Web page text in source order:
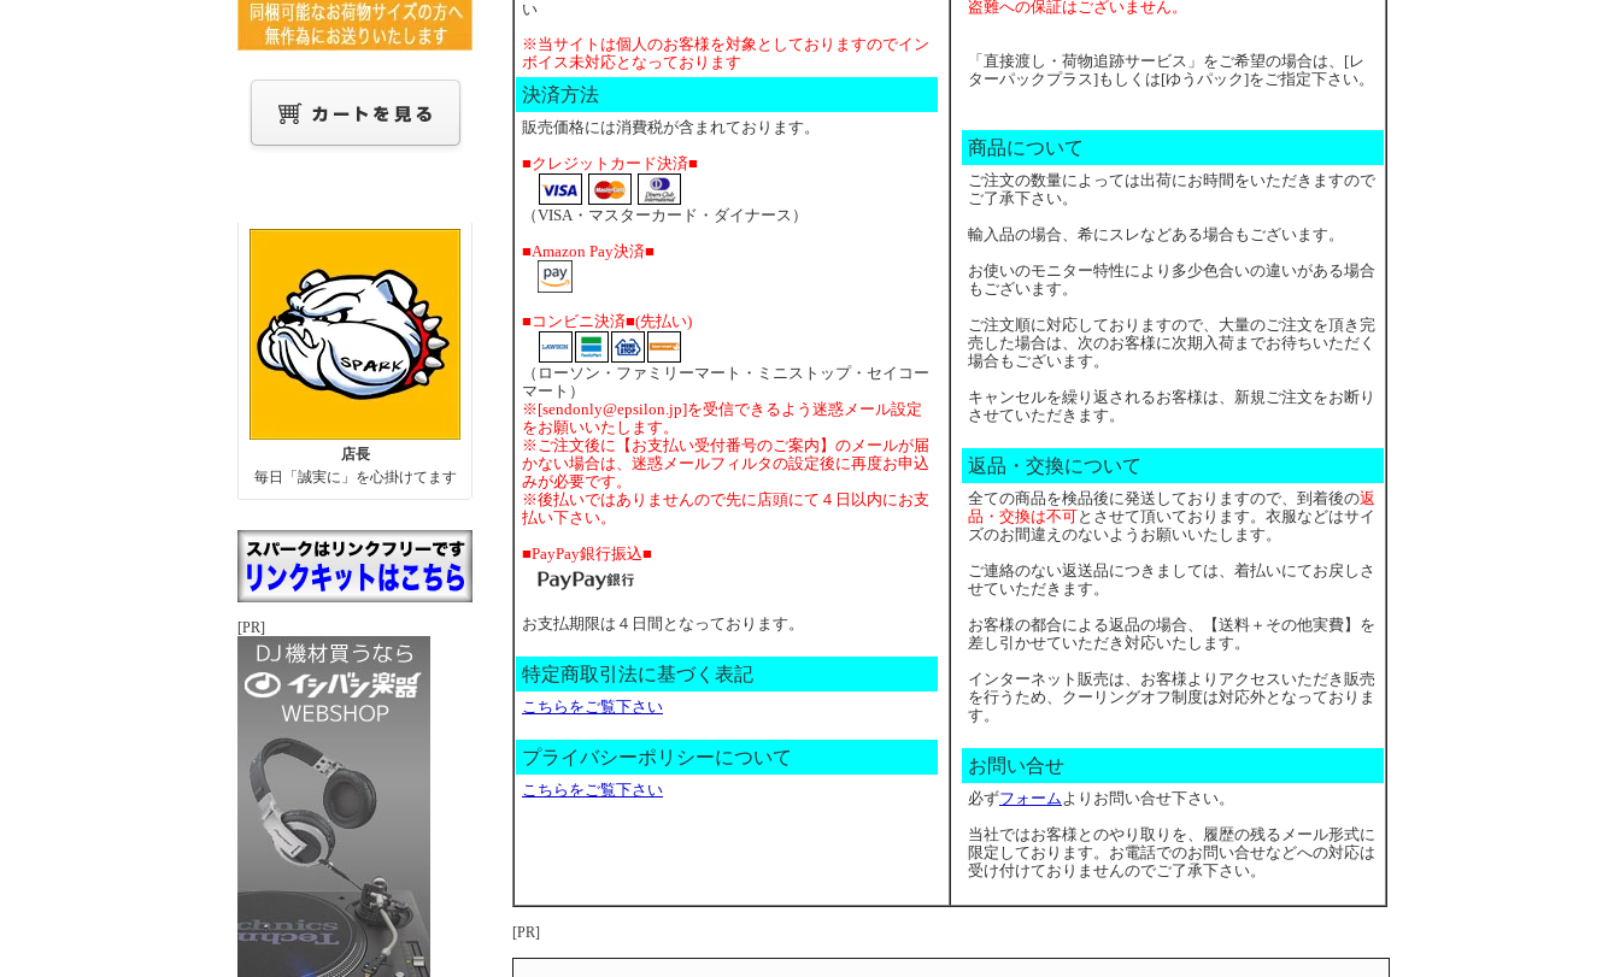
店長
毎日「誠実に」を心掛けてます
[PR]
い
※当サイトは個人のお客様を対象としておりますのでイン
ボイス未対応となっております
決済方法
販売価格には消費税が含まれております。
■クレジットカード決済■
（VISA・マスターカード・ダイナース）
■Amazon Pay決済■
■コンビニ決済■(先払い)
（ローソン・ファミリーマート・ミニストップ・セイコー
マート）
※[sendonly@epsilon.jp]を受信できるよう迷惑メール設定
をお願いいたします。
※ご注文後に【お支払い受付番号のご案内】のメールが届
かない場合は、迷惑メールフィルタの設定後に再度お申込
みが必要です。
※後払いではありませんので先に店頭にて４日以内にお支
払い下さい。
■PayPay銀行振込■
お支払期限は４日間となっております。
特定商取引法に基づく表記
こちらをご覧下さい
プライバシーポリシーについて
こちらをご覧下さい
盗難への保証はございません。
「直接渡し・荷物追跡サービス」をご希望の場合は、[レ
ターパックプラス]もしくは[ゆうパック]をご指定下さい。
商品について
ご注文の数量によっては出荷にお時間をいただきますので
ご了承下さい。
輸入品の場合、希にスレなどある場合もございます。
お使いのモニター特性により多少色合いの違いがある場合
もございます。
ご注文順に対応しておりますので、大量のご注文を頂き完
売した場合は、次のお客様に次期入荷までお待ちいただく
場合もございます。
キャンセルを繰り返されるお客様は、新規ご注文をお断り
させていただきます。
返品・交換について
全ての商品を検品後に発送しておりますので、到着後の返
品・交換は不可とさせて頂いております。衣服などはサイ
ズのお間違えのないようお願いいたします。
ご連絡のない返送品につきましては、着払いにてお戻しさ
せていただきます。
お客様の都合による返品の場合、【送料＋その他実費】を
差し引かせていただき対応いたします。
インターネット販売は、お客様よりアクセスいただき販売
を行うため、クーリングオフ制度は対応外となっておりま
す。
お問い合せ
必ずフォームよりお問い合せ下さい。
当社ではお客様とのやり取りを、履歴の残るメール形式に
限定しております。お電話でのお問い合せなどへの対応は
受け付けておりませんのでご了承下さい。
[PR]